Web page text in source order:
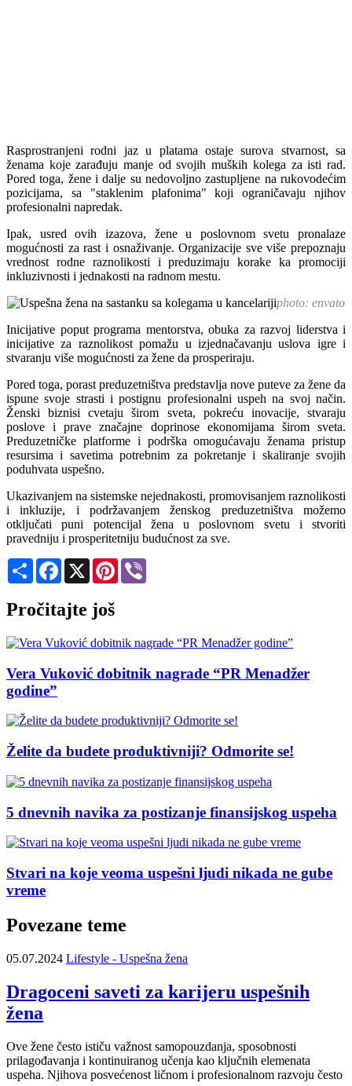
Rasprostranjeni rodni jaz u platama ostaje surova stvarnost, sa
ženama koje zarađuju manje od svojih muških kolega za isti rad.
Pored toga, žene i dalje su nedovoljno zastupljene na rukovodećim
pozicijama, sa "staklenim plafonima" koji ograničavaju njihov
profesionalni napredak.
Ipak, usred ovih izazova, žene u poslovnom svetu pronalaze
mogućnosti za rast i osnaživanje. Organizacije sve više prepoznaju
vrednost rodne raznolikosti i preduzimaju korake ka promociji
inkluzivnosti i jednakosti na radnom mestu.
photo: envato
Inicijative poput programa mentorstva, obuka za razvoj liderstva i
inicijative za raznolikost pomažu u izjednačavanju uslova igre i
stvaranju više mogućnosti za žene da prosperiraju.
Pored toga, porast preduzetništva predstavlja nove puteve za žene da
ispune svoje strasti i postignu profesionalni uspeh na svoj način.
Ženski biznisi cvetaju širom sveta, pokreću inovacije, stvaraju
poslove i prave značajne doprinose ekonomijama širom sveta.
Preduzetničke platforme i podrška omogućavaju ženama pristup
resursima i savetima potrebnim za pokretanje i skaliranje svojih
poduhvata uspešno.
Ukazivanjem na sistemske nejednakosti, promovisanjem raznolikosti
i inkluzije, i podržavanjem ženskog preduzetništva možemo
otključati puni potencijal žena u poslovnom svetu i stvoriti
pravedniju i prosperitetniju budućnost za sve.
Share Facebook
X Pinterest
Pročitajte još
Vera Vuković dobitnik nagrade “PR Menadžer
godine”
Želite da budete produktivniji? Odmorite se!
5 dnevnih navika za postizanje finansijskog uspeha
Stvari na koje veoma uspešni ljudi nikada ne gube
vreme
Povezane teme
05.07.2024 Lifestyle - Uspešna žena
Dragoceni saveti za karijeru uspešnih
žena
Ove žene često ističu važnost samopouzdanja, sposobnosti
prilagođavanja i kontinuiranog učenja kao ključnih elemenata
uspeha. Njihova posvećenost ličnom i profesionalnom razvoju često